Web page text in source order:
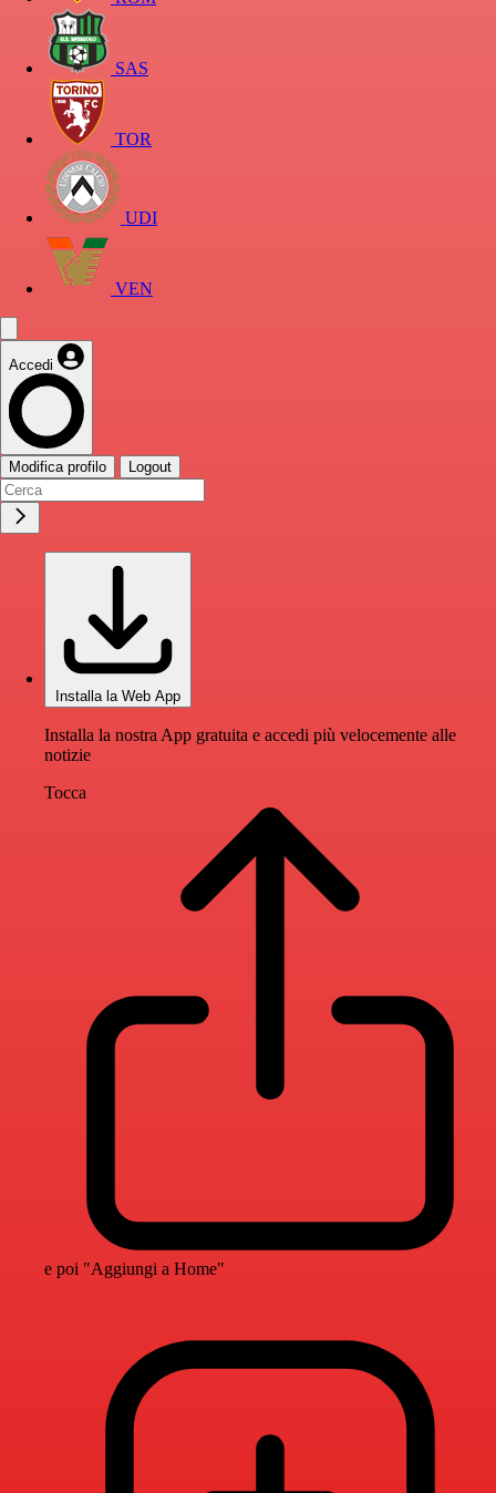
SAS
TOR
UDI
VEN
Accedi
Modifica profilo Logout
Installa la Web App
Installa la nostra App gratuita e accedi più velocemente alle
notizie
Tocca
e poi "Aggiungi a Home"